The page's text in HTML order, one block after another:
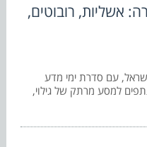
אשליות, רובוטים,
הקיץ 2026 לילדי ישראל, עם סדרת ימי מדע
למסע מרתק של גילוי,